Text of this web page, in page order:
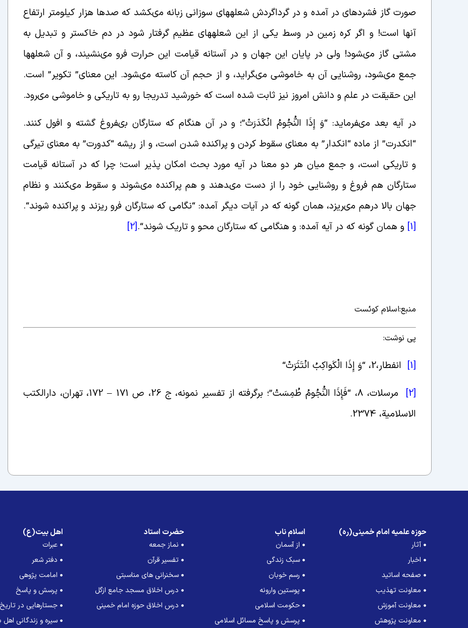
صورت گاز فشرده‏اى در آمده و در گرداگردش شعله‏هاى سوزانى زبانه مى‏کشد که صدها هزار کیلومتر ارتفاع
آنها است! و اگر کره زمین در وسط یکى از این شعله‏هاى عظیم گرفتار شود در دم خاکستر و تبدیل به
مشتى گاز مى‏شود! ولى در پایان این جهان و در آستانه قیامت این حرارت فرو مى‏نشیند، و آن شعله‏ها
جمع مى‏شود، روشنایى آن به خاموشى مى‏گراید، و از حجم آن کاسته مى‏شود. این معناى” تکویر” است.
این حقیقت در علم و دانش امروز نیز ثابت شده است که خورشید تدریجا رو به تاریکى و خاموشى مى‏رود.
در آیه بعد مى‏فرماید: “وَ إِذَا النُّجُومُ انْکَدَرَتْ”؛ و در آن هنگام که ستارگان بى‏فروغ گشته و افول کنند.
“انکدرت” از ماده “انکدار” به معناى سقوط کردن و پراکنده شدن است، و از ریشه “کدورت” به معناى تیرگى
و تاریکى است، و جمع میان هر دو معنا در آیه مورد بحث امکان پذیر است؛ چرا که در آستانه قیامت
ستارگان هم فروغ و روشنایى خود را از دست مى‏دهند و هم پراکنده مى‏شوند و سقوط مى‏کنند و نظام
جهان بالا درهم مى‏ریزد، همان گونه که در آیات دیگر آمده: “نگامى که ستارگان فرو ریزند و پراکنده شوند“.
[1]
و همان گونه که در آیه آمده: و هنگامى که ستارگان محو و تاریک شوند“.
[2]
منبع:اسلام کوئست
پی نوشت:
[1] انفطار،2، “وَ إِذَا الْکَواکِبُ انْتَثَرَتْ
“
[2]
مرسلات، 8، “فَإِذَا النُّجُومُ طُمِسَتْ”؛ برگرفته از تفسیر نمونه، ج ‏26، ص 171 – 172
، تهران، دارالکتب
الاسلامیة، 2374
.
حوزه علمیه امام خمینی(ره)
آثار
اخبار
صفحه اساتید
معاونت تهذیب
معاونت آموزش
معاونت پژوهش
اسلام ناب
از آسمان
سبک زندگی
رسم خوبان
پوستین وارونه
حکومت اسلامی
پرسش و پاسخ مسائل اسلامی
حضرت استاد
نماز جمعه
تفسیر قرآن
سخنرانی های مناسبتی
درس اخلاق مسجد جامع ازگل
درس اخلاق حوزه امام خمینی
اهل بیت(ع)
عبرات
دفتر شعر
امامت پژوهی
پرسش و پاسخ
جستارهایی در
سیره و زندگانی